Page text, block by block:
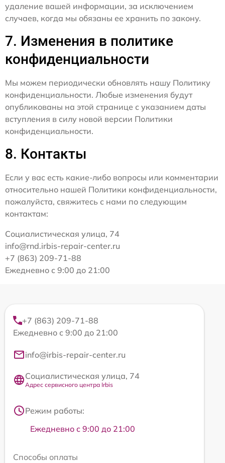
удаление вашей информации, за исключением
случаев, когда мы обязаны ее хранить по закону.
7. Изменения в политике
конфиденциальности
Мы можем периодически обновлять нашу Политику
конфиденциальности. Любые изменения будут
опубликованы на этой странице с указанием даты
вступления в силу новой версии Политики
конфиденциальности.
8. Контакты
Если у вас есть какие-либо вопросы или комментарии
относительно нашей Политики конфиденциальности,
пожалуйста, свяжитесь с нами по следующим
контактам:
Социалистическая улица, 74
info@rnd.irbis-repair-center.ru
+7 (863) 209-71-88
Ежедневно с 9:00 до 21:00
+7 (863) 209-71-88
Ежедневно с 9:00 до 21:00
info@irbis-repair-center.ru
Социалистическая улица, 74
Адрес сервисного центра Irbis
Режим работы:
Ежедневно с 9:00 до 21:00
Способы оплаты